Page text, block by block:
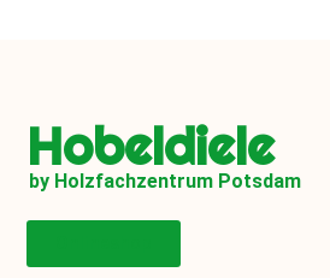
Hobeldiele
by Holzfachzentrum Potsdam